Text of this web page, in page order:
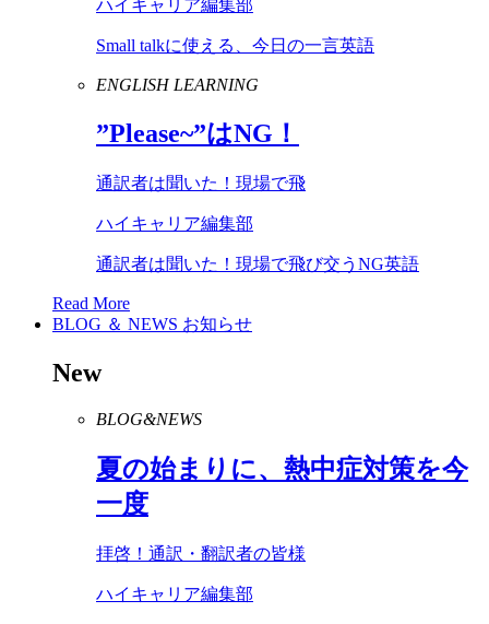
ハイキャリア編集部
Small talkに使える、今日の一言英語
ENGLISH LEARNING
”Please~”はNG ！
通訳者は聞いた！現場で飛
ハイキャリア編集部
通訳者は聞いた！現場で飛び交うNG英語
Read More
BLOG ＆ NEWS お知らせ
New
BLOG&NEWS
夏の始まりに、熱中症対策を今
一度
拝啓！通訳・翻訳者の皆様
ハイキャリア編集部